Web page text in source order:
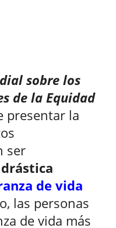
sobre los
de la Equidad
presentar la
ser
de vida
las personas
de vida más